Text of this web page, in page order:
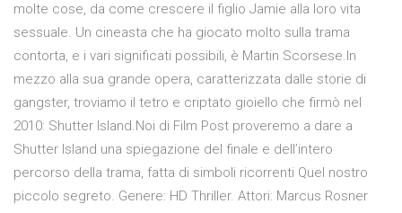
molte cose, da come crescere il figlio Jamie alla loro vita
sessuale. Un cineasta che ha giocato molto sulla trama
contorta, e i vari significati possibili, è Martin Scorsese.In
mezzo alla sua grande opera, caratterizzata dalle storie di
gangster, troviamo il tetro e criptato gioiello che firmò nel
2010: Shutter Island.Noi di Film Post proveremo a dare a
Shutter Island una spiegazione del finale e dell’intero
percorso della trama, fatta di simboli ricorrenti Quel nostro
piccolo segreto. Genere: HD Thriller. Attori: Marcus Rosner